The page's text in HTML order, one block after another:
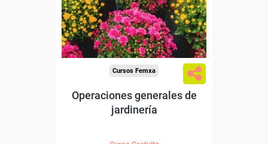
Sector
-Mediambiente.
Cursos Femxa
Operaciones generales de
jardinería